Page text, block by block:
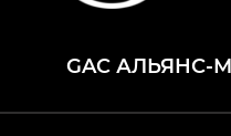
GL
GAC АЛЬЯНС-